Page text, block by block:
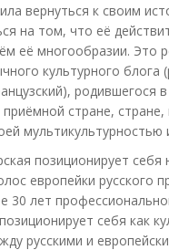
вернуться к своим
на том, что её
её многообразии. Это
культурного блога
родившегося
стране, стране,
позиционирует себя
европейки русского
30 лет
себя как
русскими и